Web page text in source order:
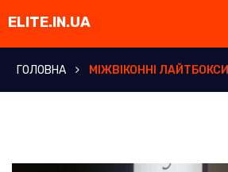
ГОЛОВНА МІЖВІКОННІ ЛАЙТБОКСИ